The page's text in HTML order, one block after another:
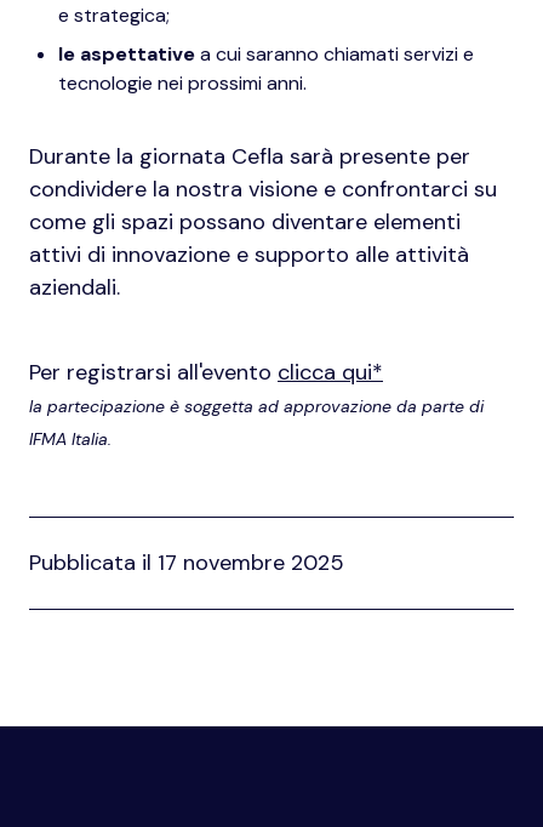
e strategica;
le aspettativea cui saranno chiamati servizi e
tecnologie nei prossimi anni.
Durante la giornata Cefla sarà presente per
condividere la nostra visione e confrontarci su
come gli spazi possano diventare elementi
attivi di innovazione e supporto alle attività
aziendali.
Per registrarsi all'evento clicca qui*
la partecipazione è soggetta ad approvazione da parte di
IFMA Italia.
Pubblicata il 17 novembre 2025